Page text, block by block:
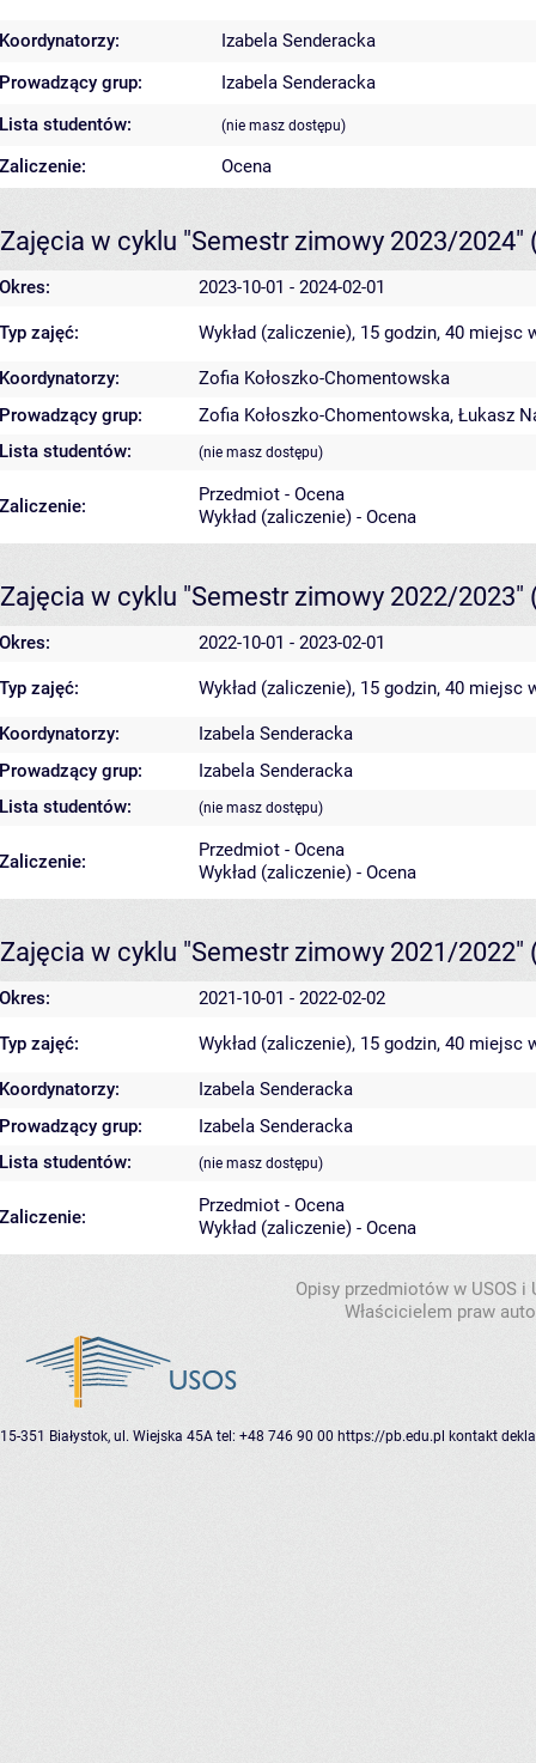
Koordynatorzy:
Izabela Senderacka
Prowadzący grup:
Izabela Senderacka
Lista studentów:
(nie masz dostępu)
Zaliczenie: Ocena
Zajęcia w cyklu "Semestr zimowy 2023/2024"
Okres: 2023-10-01 - 2024-02-01
Typ zajęć: Wykład (zaliczenie), 15 godzin, 40 miejsc
Koordynatorzy:
Zofia Kołoszko-Chomentowska
Prowadzący grup:
Zofia Kołoszko-Chomentowska, Łukasz
Lista studentów:
(nie masz dostępu)
Zaliczenie:
Przedmiot - Ocena
Wykład (zaliczenie) - Ocena
Zajęcia w cyklu "Semestr zimowy 2022/2023"
Okres: 2022-10-01 - 2023-02-01
Typ zajęć: Wykład (zaliczenie), 15 godzin, 40 miejsc
Koordynatorzy:
Izabela Senderacka
Prowadzący grup:
Izabela Senderacka
Lista studentów:
(nie masz dostępu)
Zaliczenie:
Przedmiot - Ocena
Wykład (zaliczenie) - Ocena
Zajęcia w cyklu "Semestr zimowy 2021/2022"
Okres: 2021-10-01 - 2022-02-02
Typ zajęć: Wykład (zaliczenie), 15 godzin, 40 miejsc
Koordynatorzy:
Izabela Senderacka
Prowadzący grup:
Izabela Senderacka
Lista studentów:
(nie masz dostępu)
Zaliczenie:
Przedmiot - Ocena
Wykład (zaliczenie) - Ocena
Opisy przedmiotów w USOS
Właścicielem praw
15-351 Białystok, ul. Wiejska 45A tel: +48 746 90 00 https://pb.edu.pl kontakt